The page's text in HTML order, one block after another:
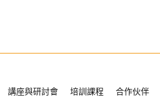
講座與研討會 培訓課程 合作伙伴